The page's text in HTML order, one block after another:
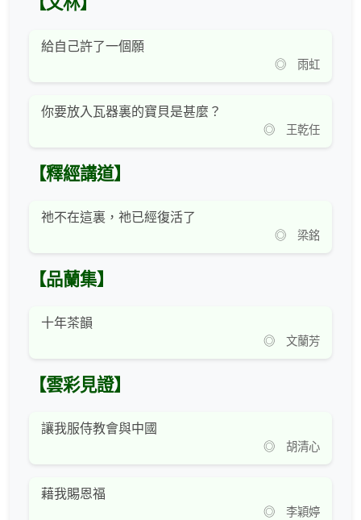
給自己許了一個願
◎ 雨虹
你要放入瓦器裏的寶貝是甚麼？
◎ 王乾任
【釋經講道】
祂不在這裏，祂已經復活了
◎ 梁銘
【品蘭集】
十年茶韻
◎ 文蘭芳
【雲彩見證】
讓我服侍教會與中國
◎ 胡清心
藉我賜恩福
◎ 李穎婷